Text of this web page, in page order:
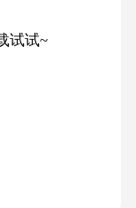
试试~